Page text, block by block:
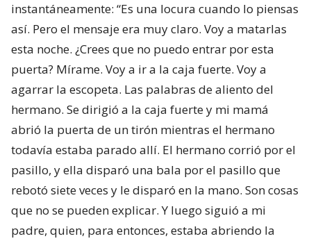
instantáneamente: “Es una locura cuando lo piensas
así. Pero el mensaje era muy claro. Voy a matarlas
esta noche. ¿Crees que no puedo entrar por esta
puerta? Mírame. Voy a ir a la caja fuerte. Voy a
agarrar la escopeta. Las palabras de aliento del
hermano. Se dirigió a la caja fuerte y mi mamá
abrió la puerta de un tirón mientras el hermano
todavía estaba parado allí. El hermano corrió por el
pasillo, y ella disparó una bala por el pasillo que
rebotó siete veces y le disparó en la mano. Son cosas
que no se pueden explicar. Y luego siguió a mi
padre, quien, para entonces, estaba abriendo la